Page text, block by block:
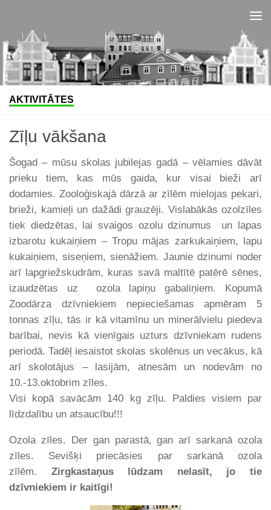
AKTIVITĀTES
Zīļu vākšana
Šogad – mūsu skolas jubilejas gadā – vēlamies dāvāt
prieku tiem, kas mūs gaida, kur visai bieži arī
dodamies. Zooloģiskajā dārzā ar zīlēm mielojas pekari,
brieži, kamieļi un dažādi grauzēji. Vislabākās ozolzīles
tiek diedzētas, lai svaigos ozolu dzinumus un lapas
izbarotu kukaiņiem – Tropu mājas zarkukaiņiem, lapu
kukaiņiem, siseņiem, sienāžiem. Jaunie dzinumi noder
arī lapgriežskudrām, kuras savā maltītē patērē sēnes,
izaudzētas uz ozola lapiņu gabaliņiem. Kopumā
Zoodārza dzīvniekiem nepieciešamas apmēram 5
tonnas zīļu, tās ir kā vitamīnu un minerālvielu piedeva
barībai, nevis kā vienīgais uzturs dzīvniekam rudens
periodā. Tadēļ iesaistot skolas skolēnus un vecākus, kā
arī skolotājus – lasijām, atnesām un nodevām no
10.-13.oktobrim zīles.
Visi kopā savācām 140 kg zīļu. Paldies visiem par
līdzdalību un atsaucību!!!
Ozola zīles. Der gan parastā, gan arī sarkanā ozola
zīles. Sevišķi priecāsies par sarkanā ozola
zīlēm. Zirgkastaņus lūdzam nelasīt, jo tie
dzīvniekiem ir kaitīgi!